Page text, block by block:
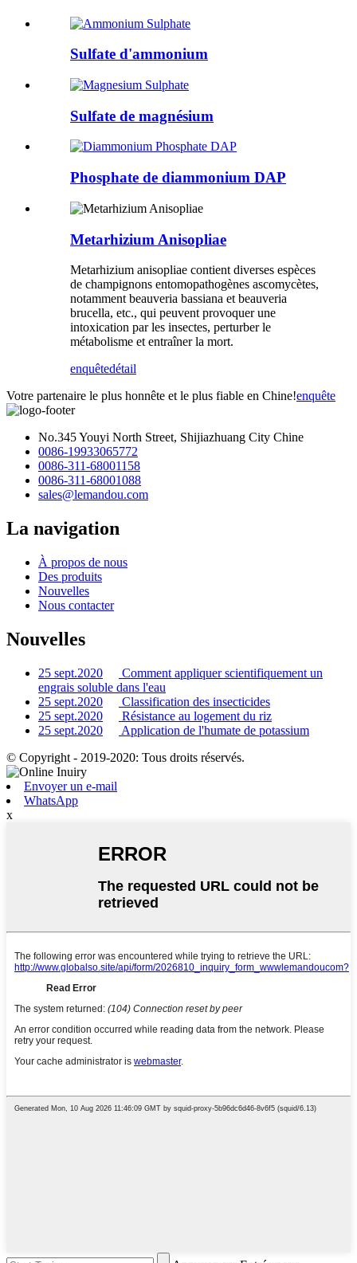
Sulfate d'ammonium
Sulfate de magnésium
Phosphate de diammonium DAP
Metarhizium Anisopliae
Metarhizium anisopliae contient diverses espèces
de champignons entomopathogènes ascomycètes,
notamment beauveria bassiana et beauveria
brucella, etc., qui peuvent provoquer une
intoxication par les insectes, perturber le
métabolisme et entraîner la mort.
enquêtedétail
Votre partenaire le plus honnête et le plus fiable en Chine!enquête
No.345 Youyi North Street, Shijiazhuang City Chine
0086-19933065772
0086-311-68001158
0086-311-68001088
sales@lemandou.com
La navigation
À propos de nous
Des produits
Nouvelles
Nous contacter
Nouvelles
25 sept.2020
Comment appliquer scientifiquement un
engrais soluble dans l'eau
25 sept.2020
Classification des insecticides
25 sept.2020
Résistance au logement du riz
25 sept.2020
Application de l'humate de potassium
© Copyright - 2019-2020: Tous droits réservés.
Envoyer un e-mail
WhatsApp
x